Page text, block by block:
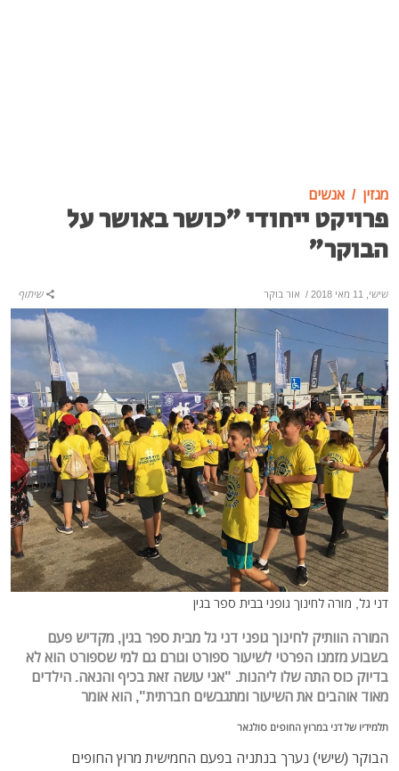
מגזין אנשים
פרויקט ייחודי "כושר באושר על
הבוקר"
שישי, 11 מאי 2018 / אור בוקר שיתוף
דני גל, מורה לחינוך גופני בבית ספר בגין
המורה הוותיק לחינוך גופני דני גל מבית ספר בגין, מקדיש פעם
בשבוע מזמנו הפרטי לשיעור ספורט וגורם גם למי שספורט הוא לא
בדיוק כוס התה שלו ליהנות. "אני עושה זאת בכיף והנאה. הילדים
מאוד אוהבים את השיעור ומתגבשים חברתית", הוא אומר
תלמידיו של דני במרוץ החופים סולגאר
הבוקר (שישי) נערך בנתניה בפעם החמישית מרוץ החופים